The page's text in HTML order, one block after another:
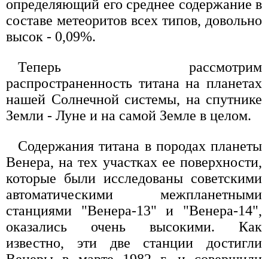
определяющий его среднее содержание в
составе метеоритов всех типов, довольно
высок - 0,09%.
Теперь рассмотрим
распространенность титана на планетах
нашей Солнечной системы, на спутнике
Земли - Луне и на самой Земле в целом.
Содержания титана в породах планеты
Венера, на тех участках ее поверхности,
которые были исследованы советскими
автоматическими межпланетными
станциями "Венера-13" и "Венера-14",
оказались очень высокими. Как
известно, эти две станции достигли